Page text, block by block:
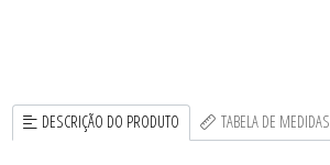
DESCRIÇÃO DO PRODUTO TABELA DE MEDIDAS